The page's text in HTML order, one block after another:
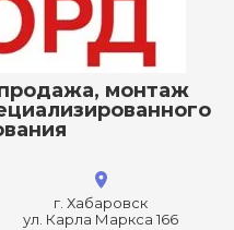
монтаж
г. Хабаровск
ул. Карла Маркса 166